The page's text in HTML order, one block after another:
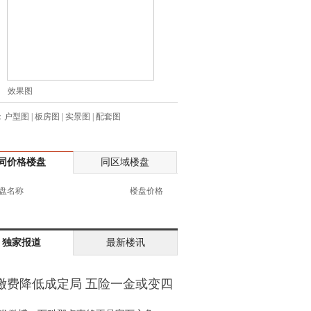
先生:138****8083
士:186****7681
生:159****3332
生:159****7226
生:138****8967
士:136****3668
士:138****0324
士:138****2322
士:183****9105
效果图
户型图 | 板房图 | 实景图 | 配套图
同价格楼盘 同区域楼盘
名称 楼盘价格
独家报道 最新楼讯
费降低成定局 五险一金或变四